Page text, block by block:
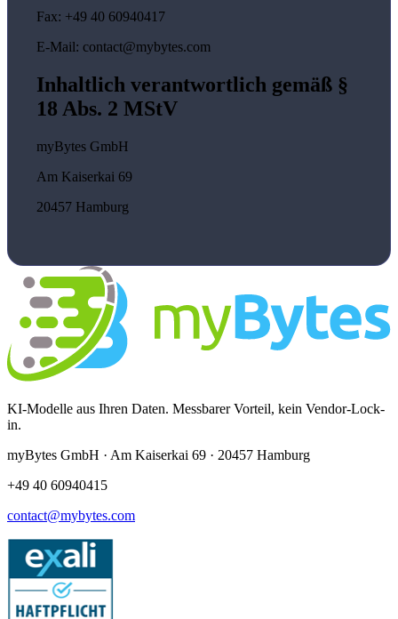
Fax: +49 40 60940417
E-Mail: contact@mybytes.com
Inhaltlich verantwortlich gemäß §
18 Abs. 2 MStV
myBytes GmbH
Am Kaiserkai 69
20457 Hamburg
KI-Modelle aus Ihren Daten. Messbarer Vorteil, kein Vendor-Lock-
in.
myBytes GmbH · Am Kaiserkai 69 · 20457 Hamburg
+49 40 60940415
contact@mybytes.com